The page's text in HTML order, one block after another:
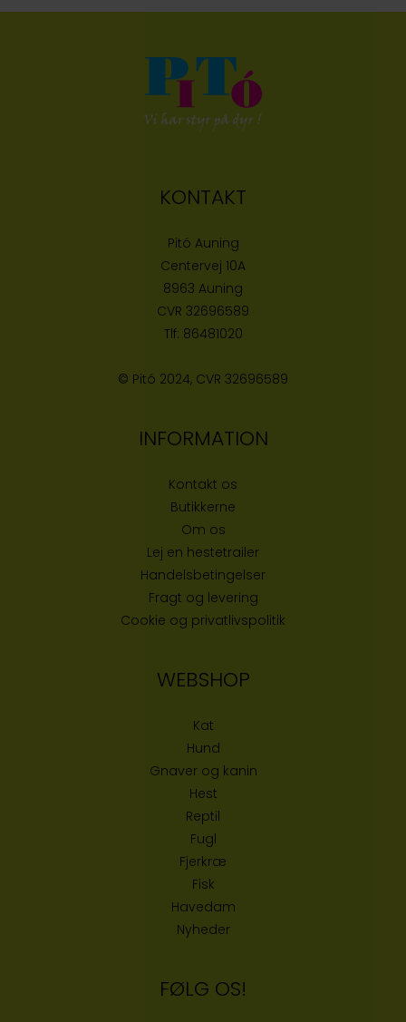
KONTAKT
Pitó Auning
Centervej 10A
8963 Auning
CVR 32696589
Tlf: 86481020
© Pitó 2024, CVR 32696589
INFORMATION
Kontakt os
Butikkerne
Om os
Lej en hestetrailer
Handelsbetingelser
Fragt og levering
Cookie og privatlivspolitik
WEBSHOP
Kat
Hund
Gnaver og kanin
Hest
Reptil
Fugl
Fjerkræ
Fisk
Havedam
Nyheder
FØLG OS!